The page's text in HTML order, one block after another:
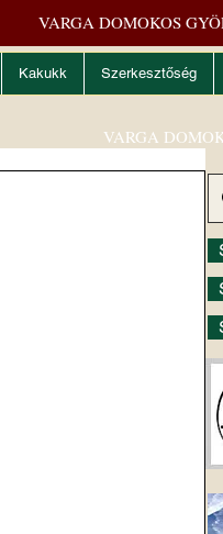
VARGA DOMOKOS
Kakukk Szerkesztőség
VARGA